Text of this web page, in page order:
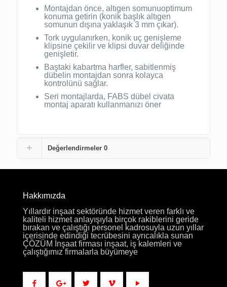
Montajdan önce, altıgen somunuoptimum
konuma getirin (konik başlık altıgen
somunun dışına yaklaşık 3 mm çıkar).
Tork uygulanırken, konik uç genişleme
klipsine çekilir ve klipsi duvar deliğinde
genişletir.
Baştaki kabartma harfler, sabitlenmiş
dübelin montajdan sonra kolayca
kontrolünü sağlar.
Seri montajlarda, FABS dübel civata
montaj aparatı kullanmanızı öner
Değerlendirmeler 0
Hakkımızda
Yıllardır inşaat sektöründe hizmet veren farklı ve
kaliteli hizmet anlayışıyla birçok rakiblerini geride
bırakan ve çalıştığı personel kadrosuyla uzun yıllar
içerisinde edindiği tecrübesini ayrıcalıkla sunan
ÇÖZÜM İnşaat firması inşaat, iş kalemleri ve
çalıştığımız firmalarla büyümeye